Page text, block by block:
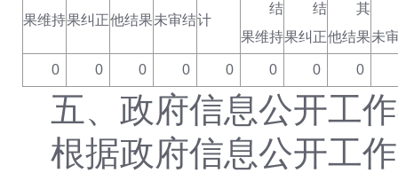
果维持果纠正他结果未审结计
结
果维持
结
果纠正
其
他结果未
0 0 0 0 0 0 0 0
五、政府信息公开工
根据政府信息公开工